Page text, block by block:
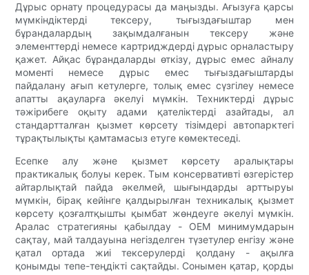
Дұрыс орнату процедурасы да маңызды. Ағызуға қарсы
мүмкіндіктерді тексеру, тығыздағыштар мен
бұрандалардың зақымдалғанын тексеру және
элементтерді немесе картридждерді дұрыс орналастыру
қажет. Айқас бұрандаларды өткізу, дұрыс емес айналу
моменті немесе дұрыс емес тығыздағыштарды
пайдалану ағып кетулерге, толық емес сүзгілеу немесе
апатты ақауларға әкелуі мүмкін. Техниктерді дұрыс
тәжірибеге оқыту адами қателіктерді азайтады, ал
стандартталған қызмет көрсету тізімдері автопарктегі
тұрақтылықты қамтамасыз етуге көмектеседі.
Есепке алу және қызмет көрсету аралықтары
практикалық болуы керек. Тым консервативті өзгерістер
айтарлықтай пайда әкелмей, шығындарды арттыруы
мүмкін, бірақ кейінге қалдырылған техникалық қызмет
көрсету қозғалтқышты қымбат жөндеуге әкелуі мүмкін.
Аралас стратегияны қабылдау - OEM минимумдарын
сақтау, май талдауына негізделген түзетулер енгізу және
қатал ортада жиі тексерулерді қолдану - ақылға
қонымды тепе-теңдікті сақтайды. Сонымен қатар, қорды